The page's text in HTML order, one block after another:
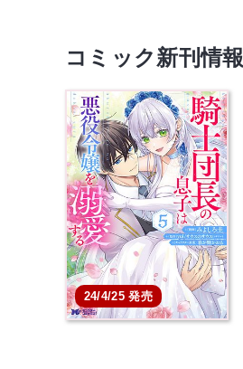
コミック新刊情報
24/4/25 発売